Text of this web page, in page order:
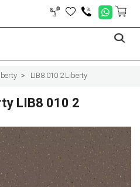
LIB8 010 2 Liberty
LIB8 010 2